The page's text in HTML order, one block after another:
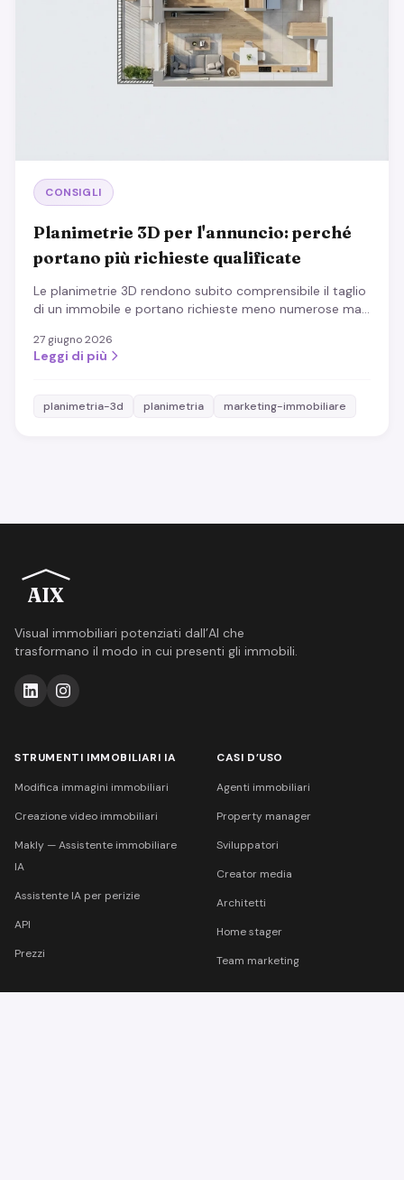
CONSIGLI
Planimetrie 3D per l'annuncio: perché
portano più richieste qualificate
Le planimetrie 3D rendono subito comprensibile il taglio
di un immobile e portano richieste meno numerose ma
27 giugno 2026
Leggi di più
planimetria-3d planimetria marketing-immobiliare
AIX
Visual immobiliari potenziati dall’AI che
trasformano il modo in cui presenti gli immobili.
STRUMENTI IMMOBILIARI IA
Modifica immagini immobiliari
Creazione video immobiliari
Makly — Assistente immobiliare
IA
Assistente IA per perizie
API
Prezzi
CASI D’USO
Agenti immobiliari
Property manager
Sviluppatori
Creator media
Architetti
Home stager
Team marketing